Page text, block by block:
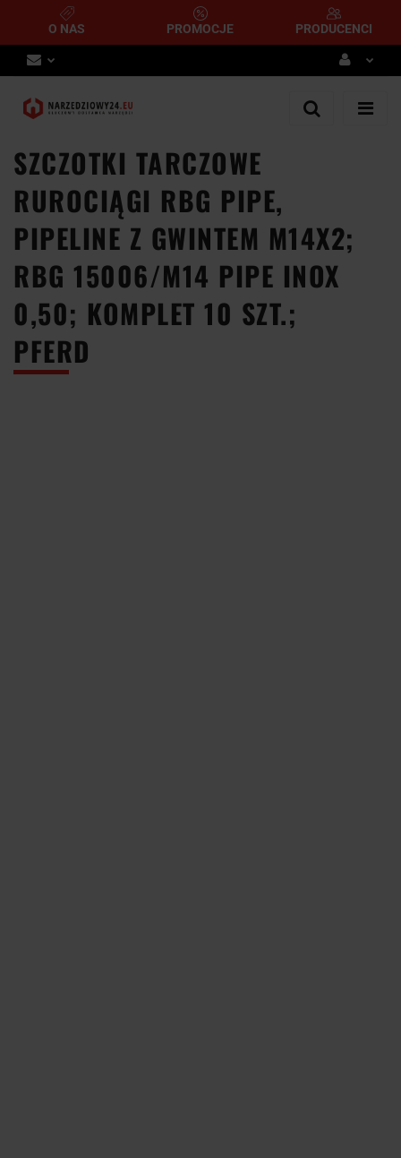
O NAS PROMOCJE PRODUCENCI
Zaloguj się
SZCZOTKI TARCZOWE
RUROCIĄGI RBG PIPE,
PIPELINE Z GWINTEM M14X2;
RBG 15006/M14 PIPE INOX
0,50; KOMPLET 10 SZT.;
PFERD